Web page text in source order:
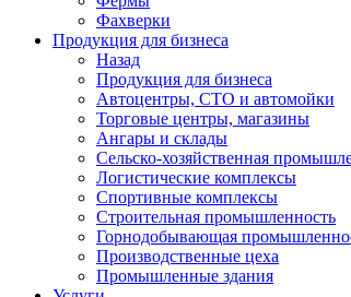
Фахверки
Продукция для бизнеса
Назад
Продукция для бизнеса
Автоцентры, СТО и автомойки
Торговые центры, магазины
Ангары и склады
Сельско-хозяйственная
Логистические комплексы
Спортивные комплексы
Строительная промышленность
Горнодобывающая
Производственные цеха
Промышленные здания